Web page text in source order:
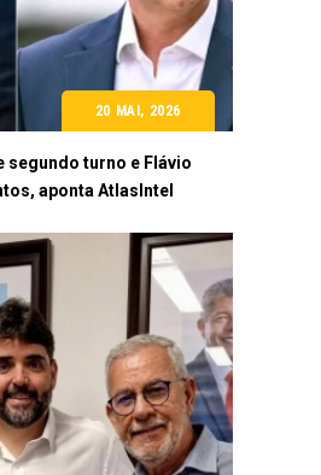
20 MAI, 2026
segundo turno e Flávio
aponta AtlasIntel